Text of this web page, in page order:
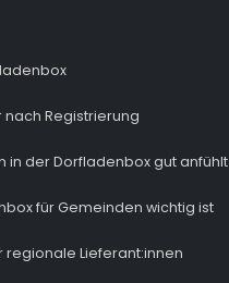
nach Registrierung
in der Dorfladenbox gut anfühlt
für Gemeinden wichtig ist
regionale Lieferant:innen